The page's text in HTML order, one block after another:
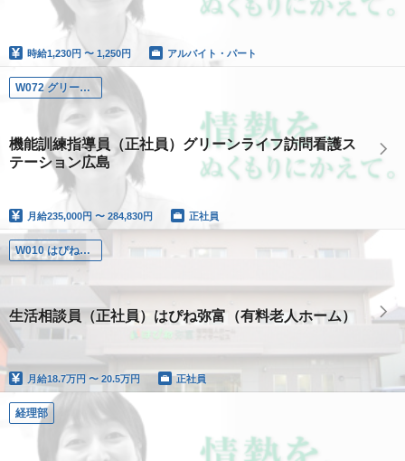
時給1,230円 〜 1,250円 アルバイト・パート
W072 グリーンライフ訪問看護ステーション広島
機能訓練指導員（正社員）グリーンライフ訪問看護ス
テーション広島
月給235,000円 〜 284,830円 正社員
W010 はぴね弥富
生活相談員（正社員）はぴね弥富（有料老人ホーム）
月給18.7万円 〜 20.5万円 正社員
経理部